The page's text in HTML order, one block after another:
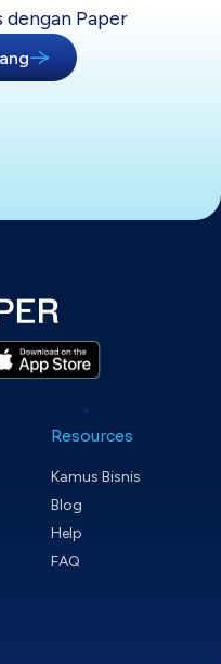
dengan Paper
Resources
Kamus Bisnis
Blog
Help
FAQ